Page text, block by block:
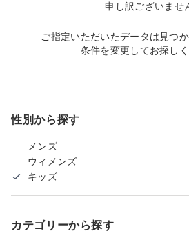
申し訳ございませ
ご指定いただいたデータは見つ
条件を変更してお探しく
性別から探す
メンズ
ウィメンズ
キッズ
カテゴリーから探す